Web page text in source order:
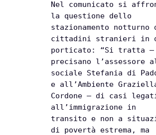
Nel comunicato si
la questione dello
stazionamento notturno
cittadini stranieri in
porticato: “Si tratta –
precisano l’assessore
sociale Stefania di
e all’Ambiente
Cordone – di casi
all’immigrazione in
transito e non a
di povertà estrema, ma